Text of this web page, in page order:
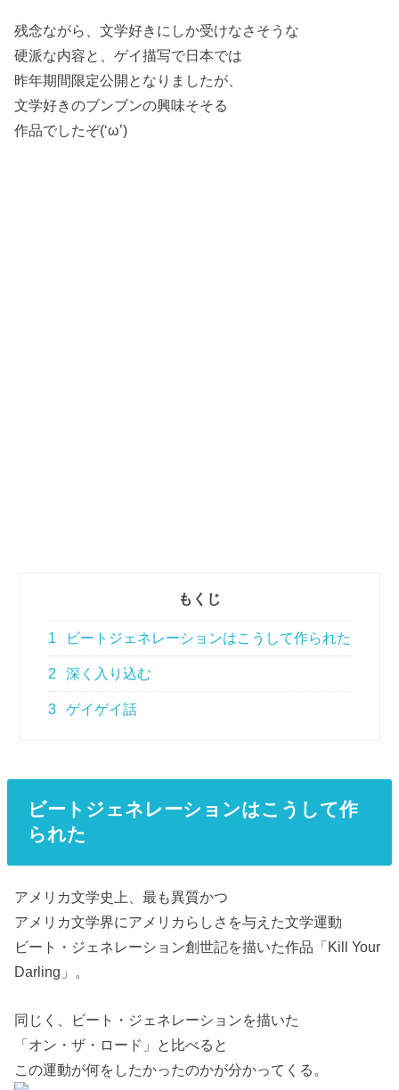
残念ながら、文学好きにしか受けなさそうな
硬派な内容と、ゲイ描写で日本では
昨年期間限定公開となりましたが、
文学好きのブンブンの興味そそる
作品でしたぞ(‘ω’)
もくじ
1 ビートジェネレーションはこうして作られた
2 深く入り込む
3 ゲイゲイ話
ビートジェネレーションはこうして作
られた
アメリカ文学史上、最も異質かつ
アメリカ文学界にアメリカらしさを与えた文学運動
ビート・ジェネレーション創世記を描いた作品「Kill Your
Darling」。
同じく、ビート・ジェネレーションを描いた
「オン・ザ・ロード」と比べると
この運動が何をしたかったのかが分かってくる。